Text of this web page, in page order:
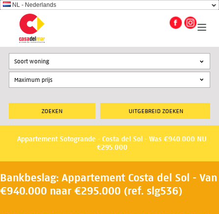
NL - Nederlands
UITGEBREID ZOEKEN
Soort woning
Appartement Sotogrande - Costa del Sol - Was €940.000 NU
€295.000
Bankbeslag: Appartement Costa del Sol - Van
€940.000 naar €295.000 (ref. slg536)